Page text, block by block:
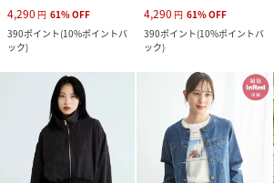
4,290 円 61%OFF
390ポイント(10%ポイントバ
ック)
4,290 円 61%OFF
390ポイント(10%ポイントバ
ック)